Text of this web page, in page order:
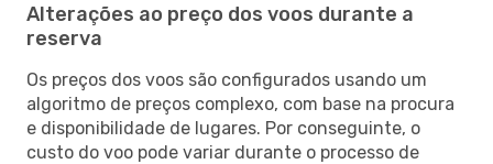
Alterações ao preço dos voos durante a
reserva
Os preços dos voos são configurados usando um
algoritmo de preços complexo, com base na procura
e disponibilidade de lugares. Por conseguinte, o
custo do voo pode variar durante o processo de